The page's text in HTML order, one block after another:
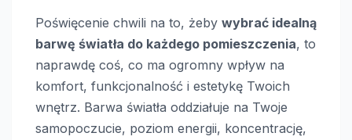
Poświęcenie chwili na to, żeby wybrać idealną
barwę światła do każdego pomieszczenia, to
naprawdę coś, co ma ogromny wpływ na
komfort, funkcjonalność i estetykę Twoich
wnętrz. Barwa światła oddziałuje na Twoje
samopoczucie, poziom energii, koncentrację,